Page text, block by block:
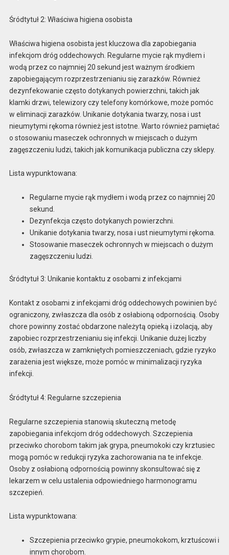
Śródtytuł 2: Właściwa higiena osobista
Właściwa higiena osobista jest kluczowa dla zapobiegania
infekcjom dróg oddechowych. Regularne mycie rąk mydłem i
wodą przez co najmniej 20 sekund jest ważnym środkiem
zapobiegającym rozprzestrzenianiu się zarazków. Również
dezynfekowanie często dotykanych powierzchni, takich jak
klamki drzwi, telewizory czy telefony komórkowe, może pomóc
w eliminacji zarazków. Unikanie dotykania twarzy, nosa i ust
nieumytymi rękoma również jest istotne. Warto również pamiętać
o stosowaniu maseczek ochronnych w miejscach o dużym
zagęszczeniu ludzi, takich jak komunikacja publiczna czy sklepy.
Lista wypunktowana:
Regularne mycie rąk mydłem i wodą przez co najmniej 20
sekund.
Dezynfekcja często dotykanych powierzchni.
Unikanie dotykania twarzy, nosa i ust nieumytymi rękoma.
Stosowanie maseczek ochronnych w miejscach o dużym
zagęszczeniu ludzi.
Śródtytuł 3: Unikanie kontaktu z osobami z infekcjami
Kontakt z osobami z infekcjami dróg oddechowych powinien być
ograniczony, zwłaszcza dla osób z osłabioną odpornością. Osoby
chore powinny zostać obdarzone należytą opieką i izolacją, aby
zapobiec rozprzestrzenianiu się infekcji. Unikanie dużej liczby
osób, zwłaszcza w zamkniętych pomieszczeniach, gdzie ryzyko
zarażenia jest większe, może pomóc w minimalizacji ryzyka
infekcji.
Śródtytuł 4: Regularne szczepienia
Regularne szczepienia stanowią skuteczną metodę
zapobiegania infekcjom dróg oddechowych. Szczepienia
przeciwko chorobom takim jak grypa, pneumokoki czy krztusiec
mogą pomóc w redukcji ryzyka zachorowania na te infekcje.
Osoby z osłabioną odpornością powinny skonsultować się z
lekarzem w celu ustalenia odpowiedniego harmonogramu
szczepień.
Lista wypunktowana:
Szczepienia przeciwko grypie, pneumokokom, krztuścowi i
innym chorobom.